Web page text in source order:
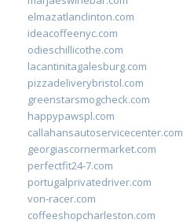
elmazatlanclinton.com
ideacoffeenyc.com
odieschillicothe.com
lacantinitagalesburg.com
pizzadeliverybristol.com
greenstarsmogcheck.com
happypawspl.com
callahansautoservicecenter.com
georgiascornermarket.com
perfectfit24-7.com
portugalprivatedriver.com
von-racer.com
coffeeshopcharleston.com